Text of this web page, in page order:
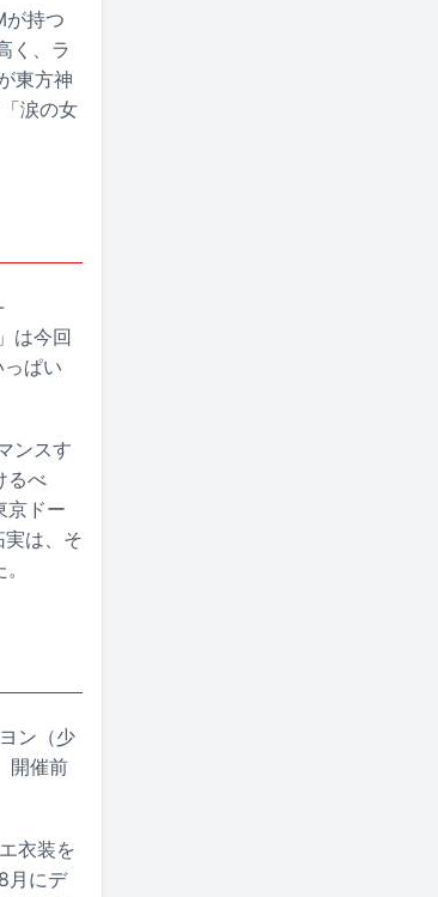
が持つ
く、ラ
東方神
涙の女
は今回
ぱい
ンスす
るべ
京ドー
は、そ
ン（少
開催前
衣装を
月にデ